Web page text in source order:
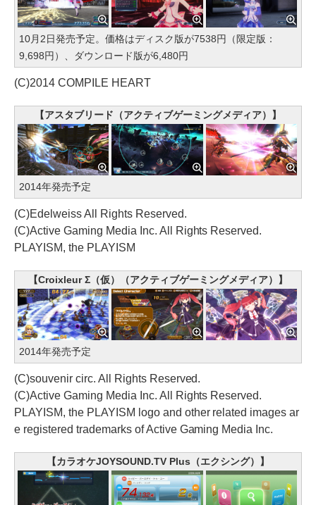
10月2日発売予定。価格はディスク版が7538円（限定版：
9,698円）、ダウンロード版が6,480円
(C)2014 COMPILE HEART
【アスタブリード（アクティブゲーミングメディア）】
2014年発売予定
(C)Edelweiss All Rights Reserved.
(C)Active Gaming Media Inc. All Rights Reserved.
PLAYISM, the PLAYISM
【Croixleur Σ（仮）（アクティブゲーミングメディア）】
2014年発売予定
(C)souvenir circ. All Rights Reserved.
(C)Active Gaming Media Inc. All Rights Reserved.
PLAYISM, the PLAYISM logo and other related images ar
e registered trademarks of Active Gaming Media Inc.
【カラオケJOYSOUND.TV Plus（エクシング）】